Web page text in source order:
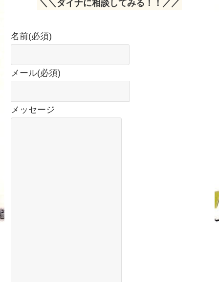
＼＼ダイナに相談してみる！！／／
名前(必須)
メール(必須)
メッセージ